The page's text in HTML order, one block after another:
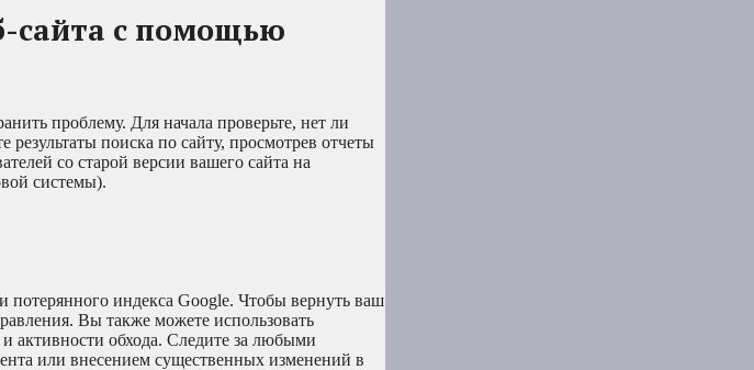
сайта с помощью
проблему. Для начала проверьте, нет ли
поиска по сайту, просмотрев отчеты
со старой версии вашего сайта на
системы).
потерянного индекса Google. Чтобы вернуть ваш
Вы также можете использовать
активности обхода. Следите за любыми
или внесением существенных изменений в